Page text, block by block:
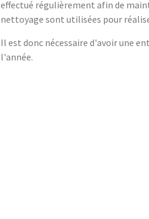
effectué régulièrement afin de
nettoyage sont utilisées pour
Il est donc nécessaire d'avoir une
l'année.